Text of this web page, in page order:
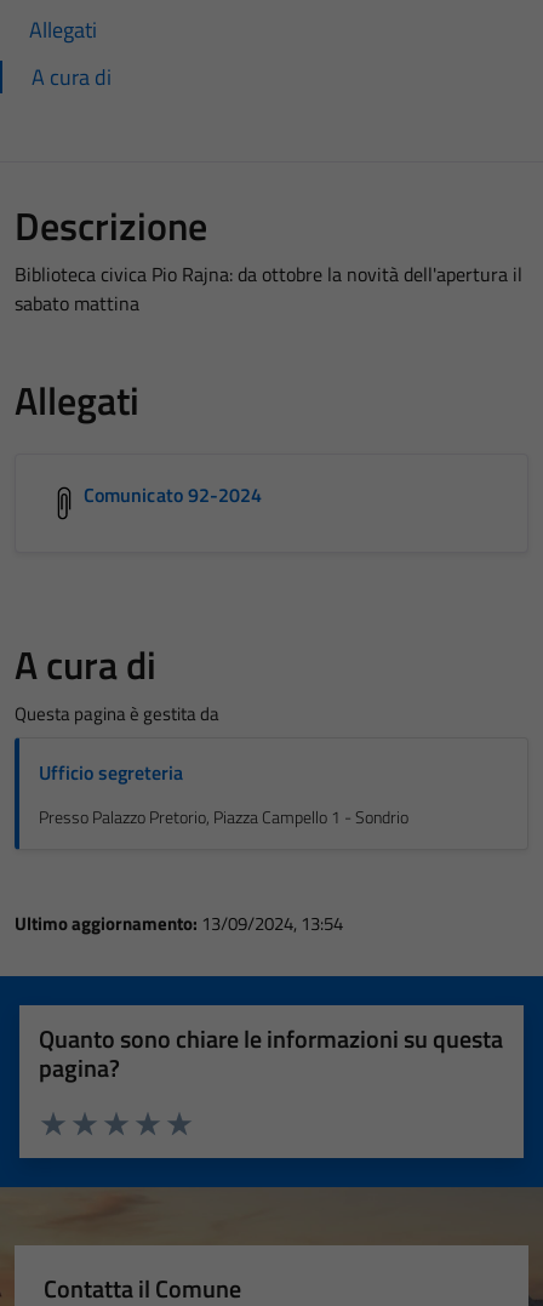
Allegati
A cura di
Descrizione
Biblioteca civica Pio Rajna: da ottobre la novità dell'apertura il
sabato mattina
Allegati
Comunicato 92-2024
A cura di
Questa pagina è gestita da
Ufficio segreteria
Presso Palazzo Pretorio, Piazza Campello 1 - Sondrio
Ultimo aggiornamento: 13/09/2024, 13:54
Quanto sono chiare le informazioni su questa
pagina?
Valuta 5 stelle su 5
Valuta 4 stelle su 5
Valuta 3 stelle su 5
Valuta 2 stelle su 5
Valuta 1 stelle su 5
Contatta il Comune